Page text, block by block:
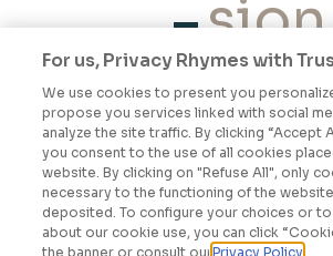
sion
DÉCOUVRIR
For us, Privacy Rhymes with
We use cookies to present you
propose you services linked with social
analyze the site traffic. By clicking “Accept
you consent to the use of all cookies
website. By clicking on "Refuse All", only
necessary to the functioning of the
deposited. To configure your choices or
about our cookie use, you can click
the banner or consult ourPrivacy Policy